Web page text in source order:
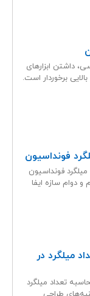
داشتن ابزارهای
برخوردار است.
فونداسیون
فونداسیون
دوام سازه ایفا
میلگرد در
تعداد میلگرد